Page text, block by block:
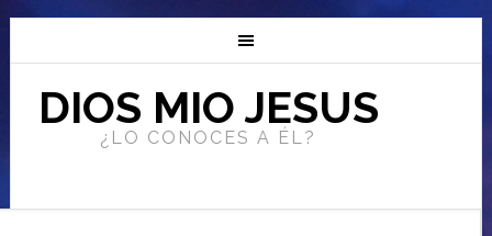
DIOS MIO JESUS
¿LO CONOCES A ÉL?